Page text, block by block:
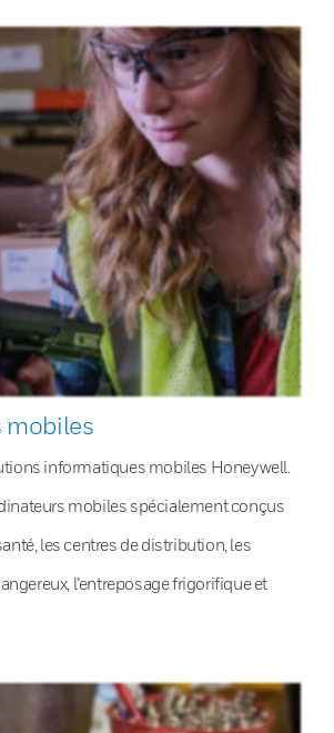
mobiles
informatiques mobiles Honeywell.
mobiles spécialement conçus
les centres de distribution, les
l’entreposage frigorifique et